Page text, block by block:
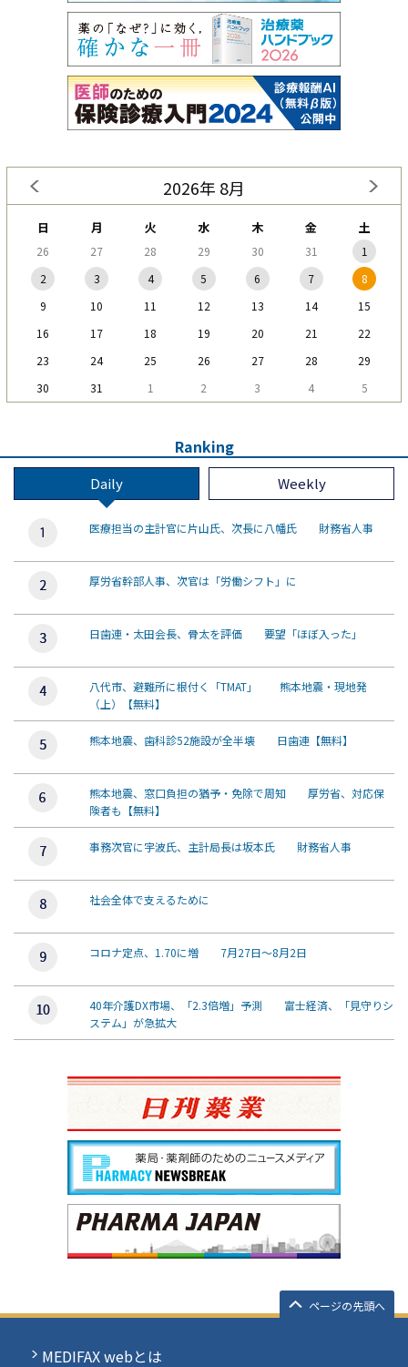
2026年 8月
日 月 火 水 木 金 土
26 27 28 29 30 31
1
2
3 4 5 6 7
8
9
10 11 12 13 14
15
16
17 18 19 20 21
22
23
24 25 26 27 28
29
30
31 1 2 3 4 5
Ranking
Daily Weekly
医療担当の主計官に片山氏、次長に八幡氏 財務省人事
厚労省幹部人事、次官は「労働シフト」に
日歯連・太田会長、骨太を評価 要望「ほぼ入った」
八代市、避難所に根付く「TMAT」 熊本地震・現地発
（上）【無料】
熊本地震、歯科診52施設が全半壊 日歯連【無料】
熊本地震、窓口負担の猶予・免除で周知 厚労省、対応保
険者も【無料】
事務次官に宇波氏、主計局長は坂本氏 財務省人事
社会全体で支えるために
コロナ定点、1.70に増 7月27日～8月2日
40年介護DX市場、「2.3倍増」予測 富士経済、「見守りシ
ステム」が急拡大
ページの先頭へ
MEDIFAX webとは